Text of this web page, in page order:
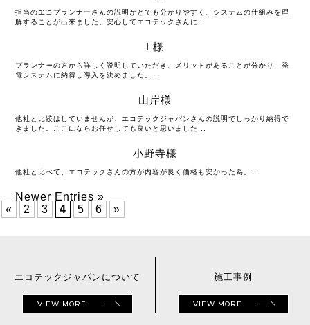
09月
担当のエコプランナーさんの説明がとても分かりやすく、システムの仕組みを理
解することが出来ました。安心してエコテックさんに...
09月
I 様
プランナーの方から詳しく説明していただき、メリットがあることが分かり、発
電システムに納得し導入を決めました。...
09月
山岸様
他社と比較はしていませんが、エコテックジャパンさんの説明でしっかり納得で
きました。ここにならお任せしても良いと思いました...
09月
小野寺様
他社と比べて、エコテックさんの方が内容が良く価格も安かった為。...
Newer Entries »
«
2 3 4 5 6 »
エコテックジャパン について
VIEW MORE
施工事例
VIEW MORE